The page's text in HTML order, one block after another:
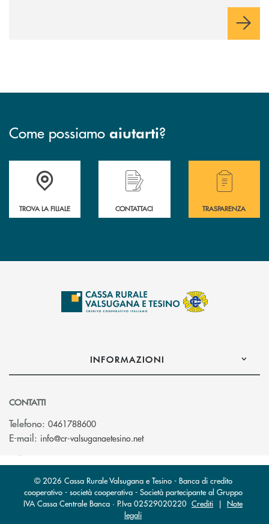
Come possiamo aiutarti?
Accedi all' elenco completo delle filiali .
TROVA LA FILIALE
Hai bisogno di assistenza immediata?
CONTATTACI
Hai bisogno di
TRASPARENZA
INFORMAZIONI
CONTATTI
Telefono: 0461788600
E-mail: info@cr-valsuganaetesino.net(si apre l’app di posta
© 2026 Cassa Rurale Valsugana e Tesino - Banca di credito
cooperativo - società cooperativa - Società partecipante al Gruppo
IVA Cassa Centrale Banca · P.Iva 02529020220 Crediti | Note
legali